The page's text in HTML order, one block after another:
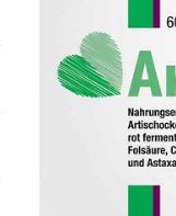
Neuheiten
Diabetes
Körperpflege &